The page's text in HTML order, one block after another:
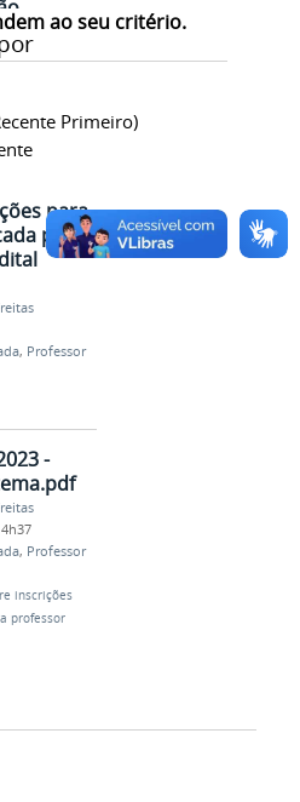
ao seu critério.
Primeiro)
substituto
para
para
, Professor
-
, Professor
inscrições
professor